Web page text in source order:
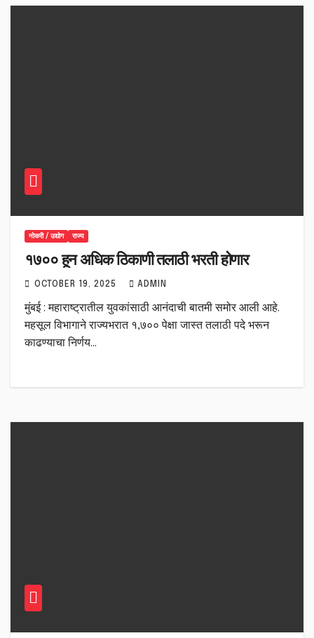
नोकरी / उद्योग राज्य
१७०० हून अधिक ठिकाणी तलाठी भरती होणार
OCTOBER 19, 2025 ADMIN
मुंबई : महाराष्ट्रातील युवकांसाठी आनंदाची बातमी समोर आली आहे.
महसूल विभागाने राज्यभरात १,७०० पेक्षा जास्त तलाठी पदे भरून
काढण्याचा निर्णय…